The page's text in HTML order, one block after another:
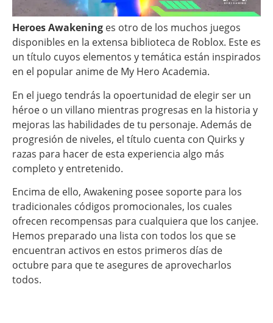
Heroes Awakening es otro de los muchos juegos
disponibles en la extensa biblioteca de Roblox. Este es
un título cuyos elementos y temática están inspirados
en el popular anime de My Hero Academia.
En el juego tendrás la opoertunidad de elegir ser un
héroe o un villano mientras progresas en la historia y
mejoras las habilidades de tu personaje. Además de
progresión de niveles, el título cuenta con Quirks y
razas para hacer de esta experiencia algo más
completo y entretenido.
Encima de ello, Awakening posee soporte para los
tradicionales códigos promocionales, los cuales
ofrecen recompensas para cualquiera que los canjee.
Hemos preparado una lista con todos los que se
encuentran activos en estos primeros días de
octubre para que te asegures de aprovecharlos
todos.